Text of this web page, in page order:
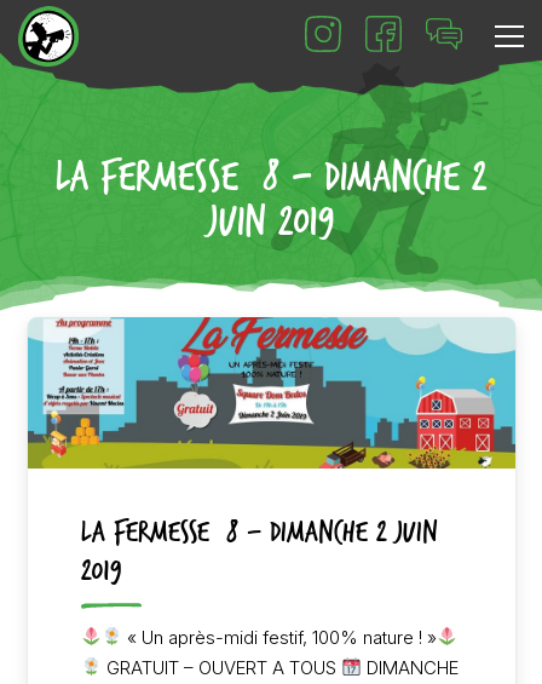
LA FERMESSE #8 – DIMANCHE 2
JUIN 2019
LA FERMESSE #8 – DIMANCHE 2 JUIN
2019
« Un après-midi festif, 100% nature ! »
GRATUIT – OUVERT A TOUS
DIMANCHE